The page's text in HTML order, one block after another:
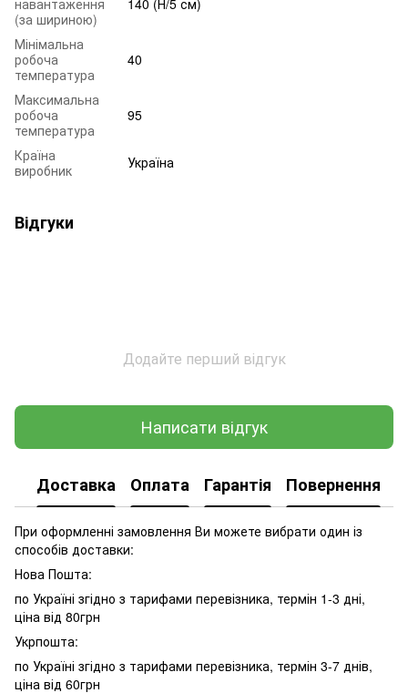
(за шириною)
Мінімальна
робоча
температура
40
Максимальна
робоча
температура
95
Країна
виробник
Україна
Відгуки
Додайте перший відгук
Написати відгук
Доставка Оплата Гарантія Повернення
При оформленні замовлення Ви можете вибрати один із
способів доставки:
Нова Пошта:
по Україні згідно з тарифами перевізника, термін 1-3 дні,
ціна від 80грн
Укрпошта:
по Україні згідно з тарифами перевізника, термін 3-7 днів,
ціна від 60грн